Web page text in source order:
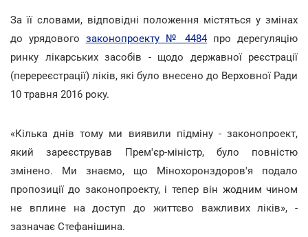
За її словами, відповідні положення містяться у змінах
до урядового законопроекту № 4484про дерегуляцію
ринку лікарських засобів - щодо державної реєстрації
(перереєстрації) ліків, які було внесено до Верховної Ради
10 травня 2016 року.
«Кілька днів тому ми виявили підміну - законопроект,
який зареєстрував Прем'єр-міністр, було повністю
змінено. Ми знаємо, що Мінохоронздоров'я подало
пропозиції до законопроекту, і тепер він жодним чином
не вплине на доступ до життєво важливих ліків», -
зазначає Стефанішина.